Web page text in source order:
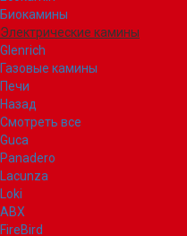
Биокамины
Электрические камины
Glenrich
Газовые камины
Печи
Назад
Смотреть все
Guca
Panadero
Lacunza
Loki
ABX
FireBird